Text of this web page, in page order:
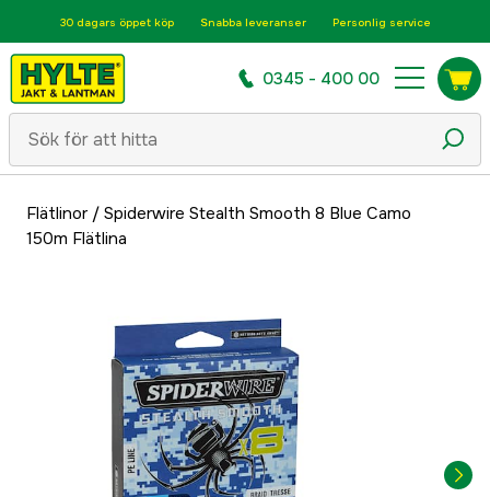
30 dagars öppet köp Snabba leveranser Personlig service
0345 - 400 00
Flätlinor/ Spiderwire Stealth Smooth 8 Blue Camo
150m Flätlina